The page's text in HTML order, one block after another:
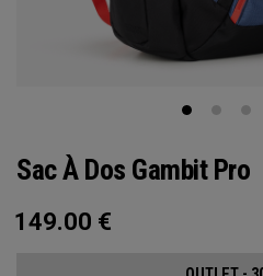
Sac À Dos Gambit Pro
149.00 €